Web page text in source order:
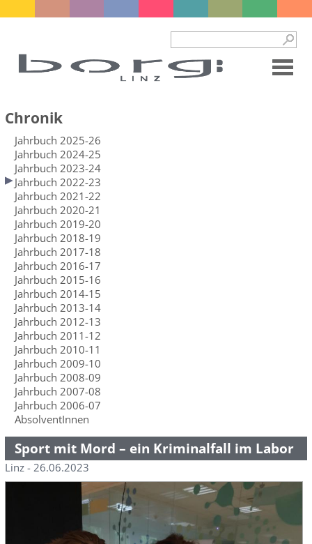
Chronik
Jahrbuch 2025-26
Jahrbuch 2024-25
Jahrbuch 2023-24
Jahrbuch 2022-23
Jahrbuch 2021-22
Jahrbuch 2020-21
Jahrbuch 2019-20
Jahrbuch 2018-19
Jahrbuch 2017-18
Jahrbuch 2016-17
Jahrbuch 2015-16
Jahrbuch 2014-15
Jahrbuch 2013-14
Jahrbuch 2012-13
Jahrbuch 2011-12
Jahrbuch 2010-11
Jahrbuch 2009-10
Jahrbuch 2008-09
Jahrbuch 2007-08
Jahrbuch 2006-07
AbsolventInnen
Sport mit Mord – ein Kriminalfall im Labor
Linz - 26.06.2023